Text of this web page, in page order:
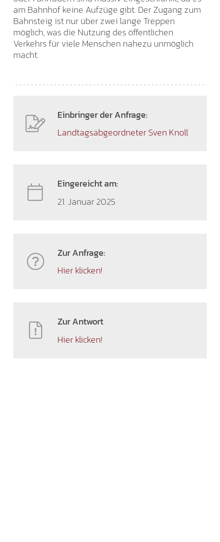
am Bahnhof keine Aufzüge gibt. Der Zugang zum
Bahnsteig ist nur über zwei lange Treppen
möglich, was die Nutzung des öffentlichen
Verkehrs für viele Menschen nahezu unmöglich
macht.
Einbringer der Anfrage:
Landtagsabgeordneter Sven Knoll
Eingereicht am:
21. Januar 2025
Zur Anfrage:
Hier klicken!
Zur Antwort
Hier klicken!